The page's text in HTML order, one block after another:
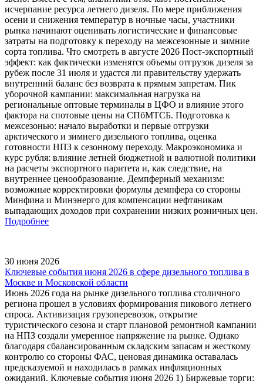
исчерпание ресурса летнего дизеля. По мере приближения
осени и снижения температур в ночные часы, участники
рынка начинают оценивать логистические и финансовые
затраты на подготовку к переходу на межсезонные и зимние
сорта топлива. Что смотреть в августе 2026 Пост-экспортный
эффект: как фактически изменятся объемы отгрузок дизеля за
рубеж после 31 июля и удастся ли правительству удержать
внутренний баланс без возврата к прямым запретам. Пик
уборочной кампании: максимальная нагрузка на
региональные оптовые терминалы в ЦФО и влияние этого
фактора на спотовые цены на СПбМТСБ. Подготовка к
межсезонью: начало выработки и первые отгрузки
арктического и зимнего дизельного топлива, оценка
готовности НПЗ к сезонному переходу. Макроэкономика и
курс рубля: влияние летней бюджетной и валютной политики
на расчеты экспортного паритета и, как следствие, на
внутреннее ценообразование. Демпферный механизм:
возможные корректировки формулы демпфера со стороны
Минфина и Минэнерго для компенсации нефтяникам
выпадающих доходов при сохранении низких розничных цен.
Подробнее
30 июня 2026
Ключевые события июня 2026 в сфере дизельного топлива в
Москве и Московской области
Июнь 2026 года на рынке дизельного топлива столичного
региона прошел в условиях формирования пикового летнего
спроса. Активизация грузоперевозок, открытие
туристического сезона и старт плановой ремонтной кампании
на НПЗ создали умеренное напряжение на рынке. Однако
благодаря сбалансированным складским запасам и жесткому
контролю со стороны ФАС, ценовая динамика оставалась
предсказуемой и находилась в рамках инфляционных
ожиданий. Ключевые события июня 2026 1) Биржевые торги: